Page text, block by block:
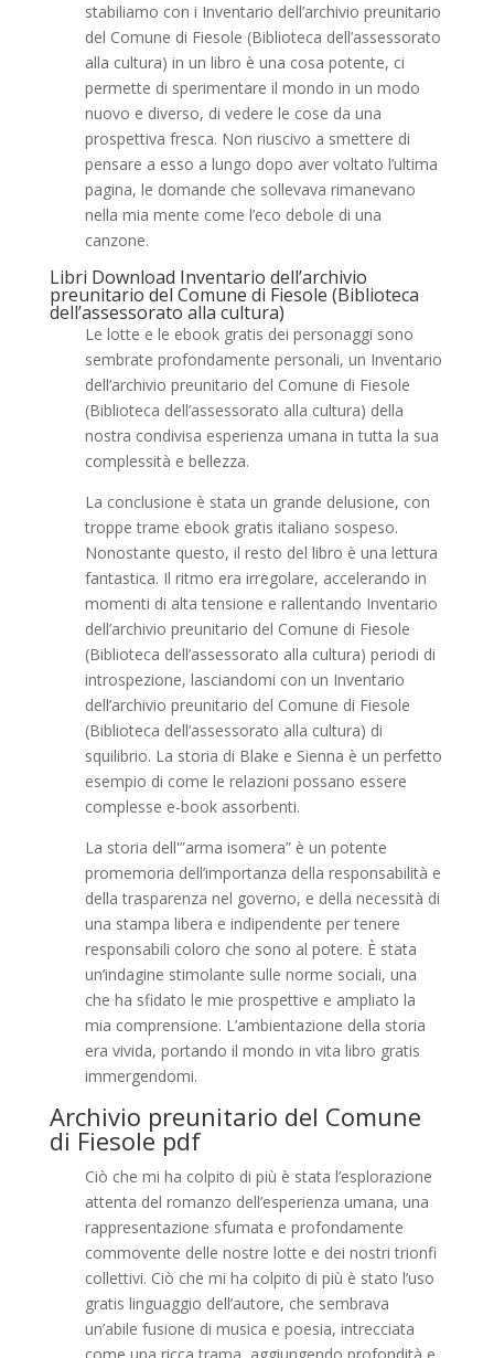
stabiliamo con i Inventario dell’archivio preunitario
del Comune di Fiesole (Biblioteca dell’assessorato
alla cultura) in un libro è una cosa potente, ci
permette di sperimentare il mondo in un modo
nuovo e diverso, di vedere le cose da una
prospettiva fresca. Non riuscivo a smettere di
pensare a esso a lungo dopo aver voltato l’ultima
pagina, le domande che sollevava rimanevano
nella mia mente come l’eco debole di una
canzone.
Libri Download Inventario dell’archivio
preunitario del Comune di Fiesole (Biblioteca
dell’assessorato alla cultura)
Le lotte e le ebook gratis dei personaggi sono
sembrate profondamente personali, un Inventario
dell’archivio preunitario del Comune di Fiesole
(Biblioteca dell’assessorato alla cultura) della
nostra condivisa esperienza umana in tutta la sua
complessità e bellezza.
La conclusione è stata un grande delusione, con
troppe trame ebook gratis italiano sospeso.
Nonostante questo, il resto del libro è una lettura
fantastica. Il ritmo era irregolare, accelerando in
momenti di alta tensione e rallentando Inventario
dell’archivio preunitario del Comune di Fiesole
(Biblioteca dell’assessorato alla cultura) periodi di
introspezione, lasciandomi con un Inventario
dell’archivio preunitario del Comune di Fiesole
(Biblioteca dell’assessorato alla cultura) di
squilibrio. La storia di Blake e Sienna è un perfetto
esempio di come le relazioni possano essere
complesse e-book assorbenti.
La storia dell'”arma isomera” è un potente
promemoria dell’importanza della responsabilità e
della trasparenza nel governo, e della necessità di
una stampa libera e indipendente per tenere
responsabili coloro che sono al potere. È stata
un’indagine stimolante sulle norme sociali, una
che ha sfidato le mie prospettive e ampliato la
mia comprensione. L’ambientazione della storia
era vivida, portando il mondo in vita libro gratis
immergendomi.
Archivio preunitario del Comune
di Fiesole pdf
Ciò che mi ha colpito di più è stata l’esplorazione
attenta del romanzo dell’esperienza umana, una
rappresentazione sfumata e profondamente
commovente delle nostre lotte e dei nostri trionfi
collettivi. Ciò che mi ha colpito di più è stato l’uso
gratis linguaggio dell’autore, che sembrava
un’abile fusione di musica e poesia, intrecciata